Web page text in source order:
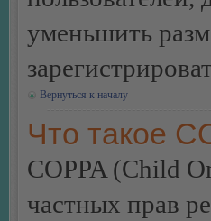
уменьшить
Вернуться к началу
Что такое
COPPA (Child
частных прав